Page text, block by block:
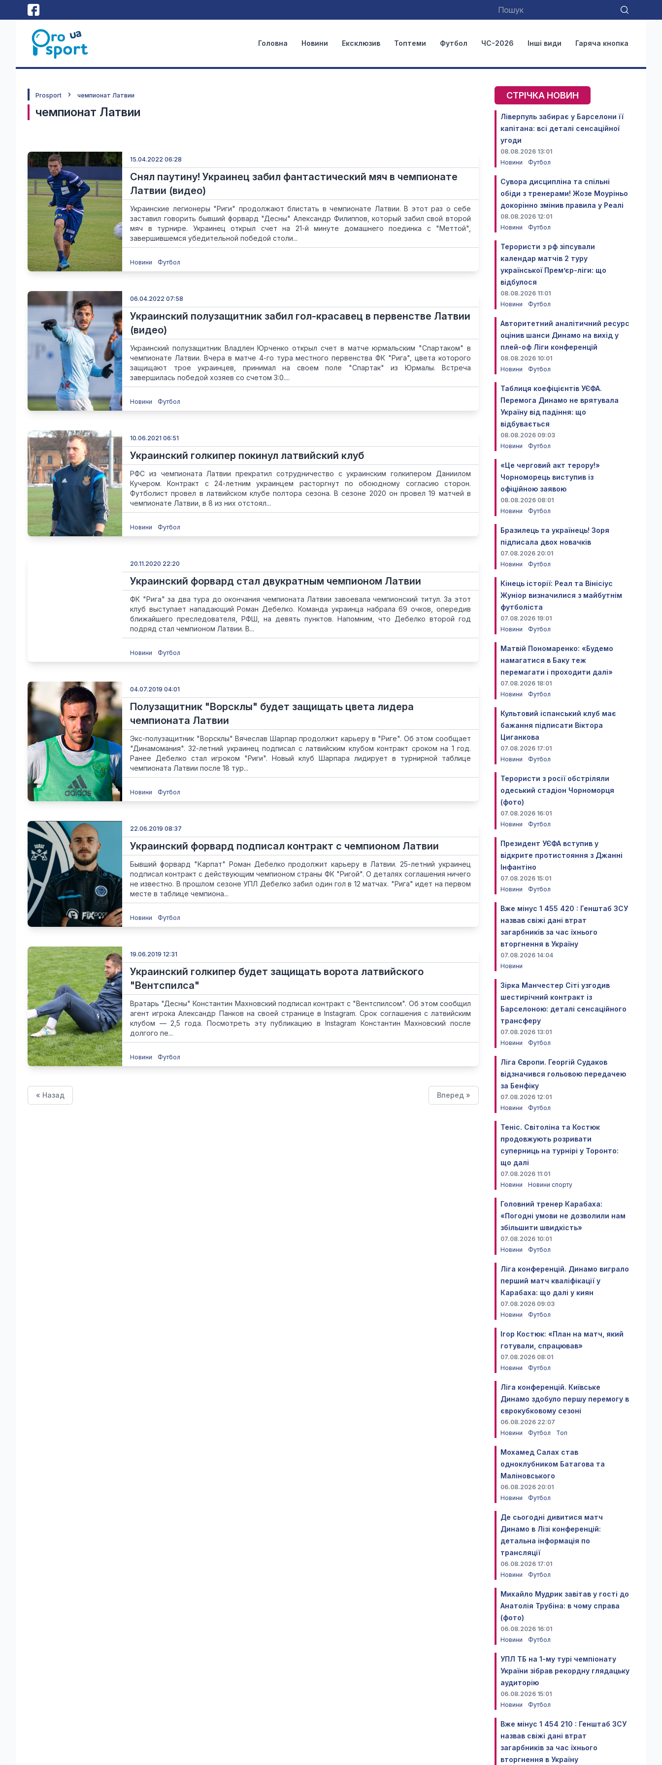
Головна Новини Ексклюзив Топтеми Футбол ЧС-2026 Інші види Гаряча кнопка
Prosport чемпионат Латвии
чемпионат Латвии
15.04.2022 06:28
Снял паутину! Украинец забил фантастический мяч в чемпионате
Латвии (видео)
Украинские легионеры "Риги" продолжают блистать в чемпионате Латвии. В этот раз о себе
заставил говорить бывший форвард "Десны" Александр Филиппов, который забил свой второй
мяч в турнире. Украинец открыл счет на 21-й минуте домашнего поединка с "Меттой",
завершившемся убедительной победой столи...
Новини Футбол
06.04.2022 07:58
Украинский полузащитник забил гол-красавец в первенстве Латвии
(видео)
Украинский полузащитник Владлен Юрченко открыл счет в матче юрмальским "Спартаком" в
чемпионате Латвии. Вчера в матче 4-го тура местного первенства ФК "Рига", цвета которого
защищают трое украинцев, принимал на своем поле "Спартак" из Юрмалы. Встреча
завершилась победой хозяев со счетом 3:0....
Новини Футбол
10.06.2021 06:51
Украинский голкипер покинул латвийский клуб
РФС из чемпионата Латвии прекратил сотрудничество с украинским голкипером Даниилом
Кучером. Контракт с 24-летним украинцем расторгнут по обоюдному согласию сторон.
Футболист провел в латвийском клубе полтора сезона. В сезоне 2020 он провел 19 матчей в
чемпионате Латвии, в 8 из них отстоял...
Новини Футбол
20.11.2020 22:20
Украинский форвард стал двукратным чемпионом Латвии
ФК "Рига" за два тура до окончания чемпионата Латвии завоевала чемпионский титул. За этот
клуб выступает нападающий Роман Дебелко. Команда украинца набрала 69 очков, опередив
ближайшего преследователя, РФШ, на девять пунктов. Напомним, что Дебелко второй год
подряд стал чемпионом Латвии. В...
Новини Футбол
04.07.2019 04:01
Полузащитник "Ворсклы" будет защищать цвета лидера
чемпионата Латвии
Экс-полузащитник "Ворсклы" Вячеслав Шарпар продолжит карьеру в "Риге". Об этом сообщает
"Динамомания". 32-летний украинец подписал с латвийским клубом контракт сроком на 1 год.
Ранее Дебелко стал игроком "Риги". Новый клуб Шарпара лидирует в турнирной таблице
чемпионата Латвии после 18 тур...
Новини Футбол
22.06.2019 08:37
Украинский форвард подписал контракт с чемпионом Латвии
Бывший форвард "Карпат" Роман Дебелко продолжит карьеру в Латвии. 25-летний украинец
подписал контракт с действующим чемпионом страны ФК "Ригой". О деталях соглашения ничего
не известно. В прошлом сезоне УПЛ Дебелко забил один гол в 12 матчах. "Рига" идет на первом
месте в таблице чемпиона...
Новини Футбол
19.06.2019 12:31
Украинский голкипер будет защищать ворота латвийского
"Вентспилса"
Вратарь "Десны" Константин Махновский подписал контракт с "Вентспилсом". Об этом сообщил
агент игрока Александр Панков на своей странице в Instagram. Срок соглашения с латвийским
клубом — 2,5 года. Посмотреть эту публикацию в Instagram Константин Махновский после
долгого пе...
Новини Футбол
« Назад Вперед »
СТРІЧКА НОВИН
Ліверпуль забирає у Барселони її
капітана: всі деталі сенсаційної
угоди
08.08.2026 13:01
Новини
Футбол
Сувора дисципліна та спільні
обіди з тренерами! Жозе Моуріньо
докорінно змінив правила у Реалі
08.08.2026 12:01
Новини
Футбол
Терористи з рф зіпсували
календар матчів 2 туру
української Прем’єр-ліги: що
відбулося
08.08.2026 11:01
Новини
Футбол
Авторитетний аналітичний ресурс
оцінив шанси Динамо на вихід у
плей-оф Ліги конференцій
08.08.2026 10:01
Новини
Футбол
Таблиця коефіцієнтів УЄФА.
Перемога Динамо не врятувала
Україну від падіння: що
відбувається
08.08.2026 09:03
Новини
Футбол
«Це черговий акт терору!»
Чорноморець виступив із
офіційною заявою
08.08.2026 08:01
Новини
Футбол
Бразилець та українець! Зоря
підписала двох новачків
07.08.2026 20:01
Новини
Футбол
Кінець історії: Реал та Вінісіус
Жуніор визначилися з майбутнім
футболіста
07.08.2026 19:01
Новини
Футбол
Матвій Пономаренко: «Будемо
намагатися в Баку теж
перемагати і проходити далі»
07.08.2026 18:01
Новини
Футбол
Культовий іспанський клуб має
бажання підписати Віктора
Циганкова
07.08.2026 17:01
Новини
Футбол
Терористи з росії обстріляли
одеський стадіон Чорноморця
(фото)
07.08.2026 16:01
Новини
Футбол
Президент УЄФА вступив у
відкрите протистояння з Джанні
Інфантіно
07.08.2026 15:01
Новини
Футбол
Вже мінус 1 455 420 : Генштаб ЗСУ
назвав свіжі дані втрат
загарбників за час їхнього
вторгнення в Україну
07.08.2026 14:04
Новини
Зірка Манчестер Сіті узгодив
шестирічний контракт із
Барселоною: деталі сенсаційного
трансферу
07.08.2026 13:01
Новини
Футбол
Ліга Європи. Георгій Судаков
відзначився гольовою передачею
за Бенфіку
07.08.2026 12:01
Новини
Футбол
Теніс. Світоліна та Костюк
продовжують розривати
суперниць на турнірі у Торонто:
що далі
07.08.2026 11:01
Новини
Новини спорту
Головний тренер Карабаха:
«Погодні умови не дозволили нам
збільшити швидкість»
07.08.2026 10:01
Новини
Футбол
Ліга конференцій. Динамо виграло
перший матч кваліфікації у
Карабаха: що далі у киян
07.08.2026 09:03
Новини
Футбол
Ігор Костюк: «План на матч, який
готували, спрацював»
07.08.2026 08:01
Новини
Футбол
Ліга конференцій. Київське
Динамо здобуло першу перемогу в
єврокубковому сезоні
06.08.2026 22:07
Новини
Футбол Топ
Мохамед Салах став
одноклубником Батагова та
Маліновського
06.08.2026 20:01
Новини
Футбол
Де сьогодні дивитися матч
Динамо в Лізі конференцій:
детальна інформація по
трансляції
06.08.2026 17:01
Новини
Футбол
Михайло Мудрик завітав у гості до
Анатолія Трубіна: в чому справа
(фото)
06.08.2026 16:01
Новини
Футбол
УПЛ ТБ на 1-му турі чемпіонату
України зібрав рекордну глядацьку
аудиторію
06.08.2026 15:01
Новини
Футбол
Вже мінус 1 454 210 : Генштаб ЗСУ
назвав свіжі дані втрат
загарбників за час їхнього
вторгнення в Україну